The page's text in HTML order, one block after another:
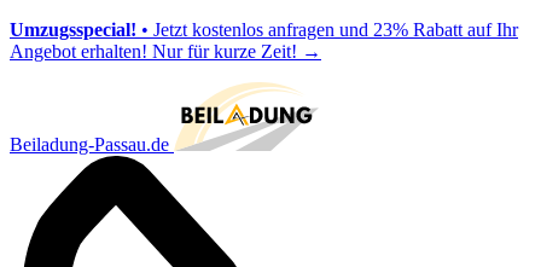
Umzugsspecial! • Jetzt kostenlos anfragen und 23% Rabatt auf Ihr
Angebot erhalten! Nur für kurze Zeit! →
Beiladung-Passau.de